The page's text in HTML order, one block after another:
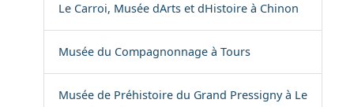
Le Carroi, Musée dArts et dHistoire à Chinon
Musée du Compagnonnage à Tours
Musée de Préhistoire du Grand Pressigny à Le